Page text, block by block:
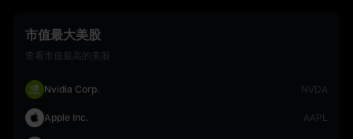
市值最大美股
查看市值最高的美股
Nvidia Corp. NVDA
Apple Inc. AAPL